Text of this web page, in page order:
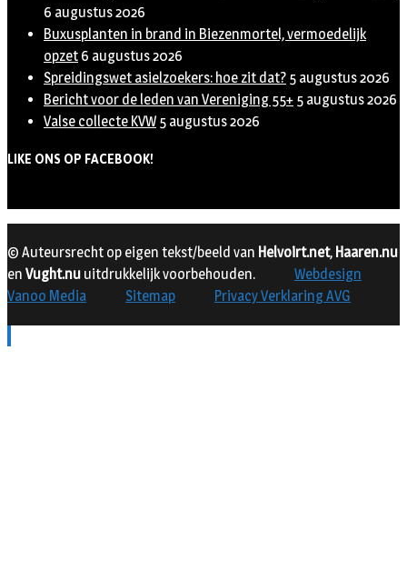
6 augustus 2026
Buxusplanten in brand in Biezenmortel, vermoedelijk
opzet 6 augustus 2026
Spreidingswet asielzoekers: hoe zit dat? 5 augustus 2026
Bericht voor de leden van Vereniging 55+ 5 augustus 2026
Valse collecte KVW 5 augustus 2026
LIKE ONS OP FACEBOOK!
© Auteursrecht op eigen tekst/beeld van Helvoirt.net, Haaren.nu
en Vught.nu uitdrukkelijk voorbehouden.
Webdesign
Vanoo Media
Sitemap Privacy Verklaring AVG